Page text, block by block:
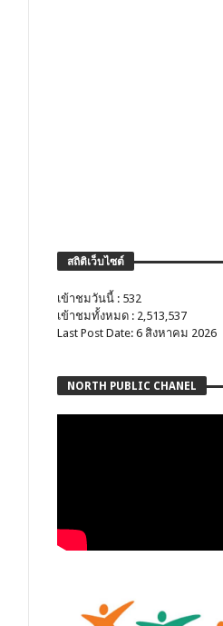
สถิติเว็บไซต์
เข้าชมวันนี้ : 532
เข้าชมทั้งหมด : 2,513,537
Last Post Date: 6 สิงหาคม 2026
NORTH PUBLIC CHANEL